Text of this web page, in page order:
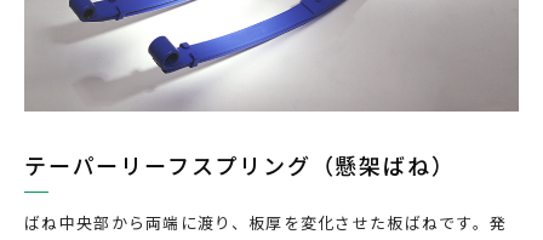
テーパーリーフスプリング（懸架ばね）
ばね中央部から両端に渡り、板厚を変化させた板ばねです。発